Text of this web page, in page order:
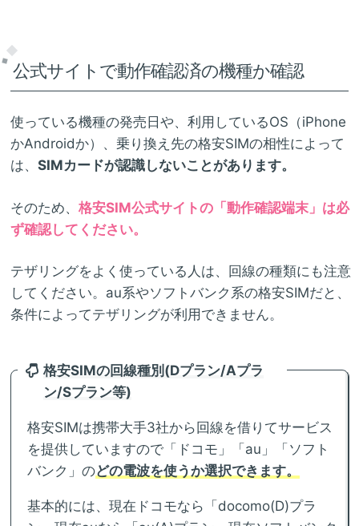
公式サイトで動作確認済の機種か確認
使っている機種の発売日や、利用しているOS（iPhone
かAndroidか）、乗り換え先の格安SIMの相性によって
は、 SIMカードが認識しないことがあります。
そのため、 格安SIM公式サイトの「動作確認端末」は必
ず確認してください。
テザリングをよく使っている人は、回線の種類にも注意
してください。au系やソフトバンク系の格安SIMだと、
条件によってテザリングが利用できません。
格安SIMの回線種別(Dプラン/Aプラ
ン/Sプラン等)
格安SIMは携帯大手3社から回線を借りてサービス
を提供していますので「ドコモ」「au」「ソフト
バンク」のどの電波を使うか選択できます。
基本的には、現在ドコモなら「docomo(D)プラ